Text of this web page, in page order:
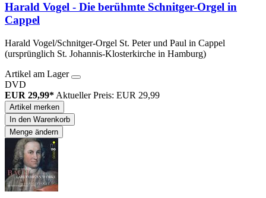
Harald Vogel - Die berühmte Schnitger-Orgel in
Cappel
Harald Vogel/Schnitger-Orgel St. Peter und Paul in Cappel
(ursprünglich St. Johannis-Klosterkirche in Hamburg)
Artikel am Lager
DVD
EUR 29,99* Aktueller Preis: EUR 29,99
Artikel merken
In den Warenkorb
Menge ändern